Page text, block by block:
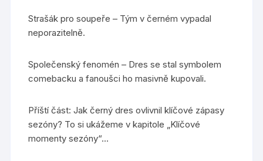
Strašák pro soupeře – Tým v černém vypadal
neporazitelně.
Společenský fenomén – Dres se stal symbolem
comebacku a fanoušci ho masivně kupovali.
Příští část: Jak černý dres ovlivnil klíčové zápasy
sezóny? To si ukážeme v kapitole „Klíčové
momenty sezóny“…